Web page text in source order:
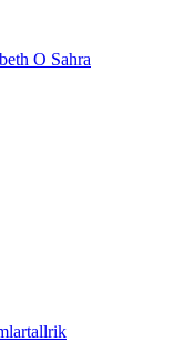
O Sahra